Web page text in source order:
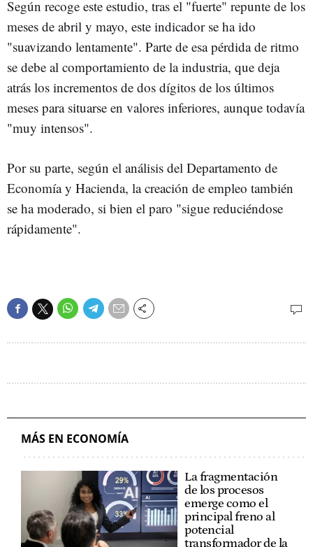
Según recoge este estudio, tras el "fuerte" repunte de los
meses de abril y mayo, este indicador se ha ido
"suavizando lentamente". Parte de esa pérdida de ritmo
se debe al comportamiento de la industria, que deja
atrás los incrementos de dos dígitos de los últimos
meses para situarse en valores inferiores, aunque todavía
"muy intensos".
Por su parte, según el análisis del Departamento de
Economía y Hacienda, la creación de empleo también
se ha moderado, si bien el paro "sigue reduciéndose
rápidamente".
MÁS EN ECONOMÍA
La fragmentación
de los procesos
emerge como el
principal freno al
potencial
transformador de la